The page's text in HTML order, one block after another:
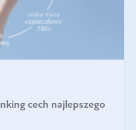
cech najlepszego